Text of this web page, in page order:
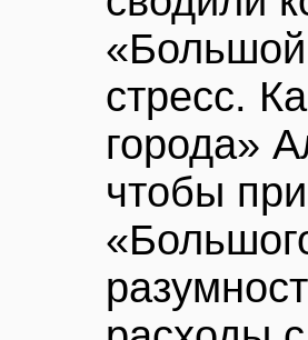
стресс.
города»
чтобы